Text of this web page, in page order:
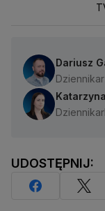
Dariusz
UDOSTĘPNIJ: